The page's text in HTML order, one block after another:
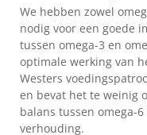
We hebben zowel
nodig voor een goede
tussen omega-3 en
optimale werking van
Westers
en bevat het te weinig
balans tussen omega-
verhouding.